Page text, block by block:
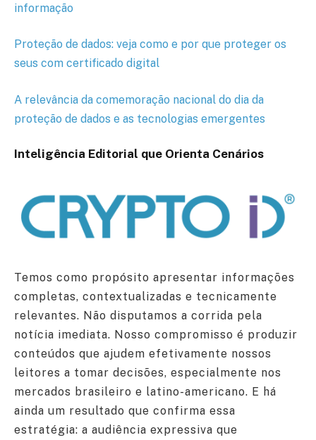
informação
Proteção de dados: veja como e por que proteger os
seus com certificado digital
A relevância da comemoração nacional do dia da
proteção de dados e as tecnologias emergentes
Inteligência Editorial que Orienta Cenários
Temos como propósito apresentar informações
completas, contextualizadas e tecnicamente
relevantes. Não disputamos a corrida pela
notícia imediata. Nosso compromisso é produzir
conteúdos que ajudem efetivamente nossos
leitores a tomar decisões, especialmente nos
mercados brasileiro e latino-americano. E há
ainda um resultado que confirma essa
estratégia: a audiência expressiva que